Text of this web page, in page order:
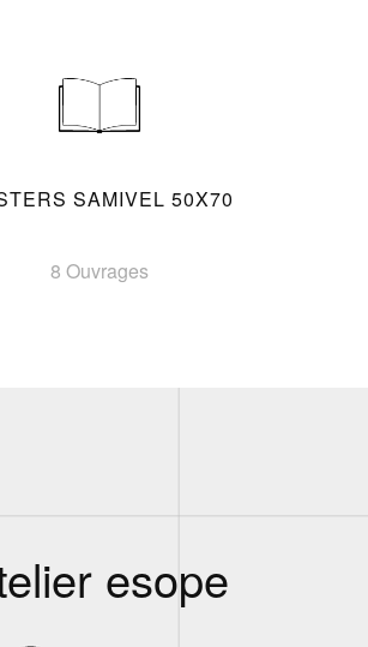
SAMIVEL 50X70
8 Ouvrages
esope